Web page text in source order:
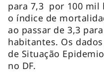
para 7,3 por 100 mil
o índice de
ao passar de 3,3
habitantes. Os
de Situação
no DF.